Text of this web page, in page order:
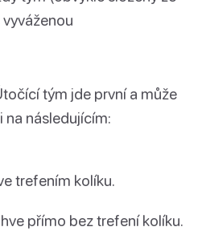
tým jde první a může
na následujícím:
trefením kolíku.
přímo bez trefení kolíku.